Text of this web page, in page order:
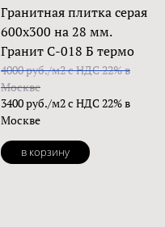
Гранитная плитка серая
600х300 на 28 мм.
Гранит С-018 Б термо
4000 руб./м2 с НДС 22% в
Москве
3400 руб./м2 с НДС 22% в
Москве
в корзину